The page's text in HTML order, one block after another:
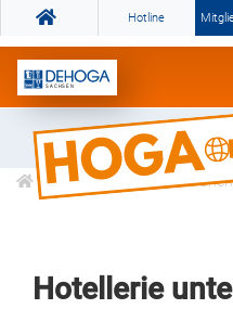
Hotline
Informationen
Hotellerie